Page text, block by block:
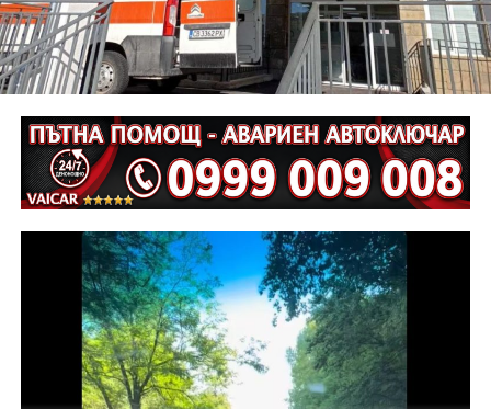
екип на ОД на МВР – Габрово съвместно с
автоексперт, като на място са изготвени и снимки.
Извършена е аутопсия на тялото на пострадалия и е
назначена съдебномедицинска експертиза.
Предстои назначаването на автотехническа
експертиза относно причините и механизма на
възникналото пътнотранспортно произшествие.
На полицейските органи са възложени оперативно –
издирвателни мероприятия, свързани с
установяване на предходно преминали по трасето
на инкриминираната дата моторни превозни
средства, с евентуално последвало
компрометиране на пътната настилка.